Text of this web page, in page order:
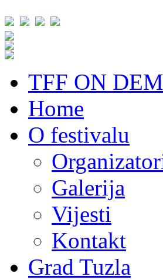
TFF ON
Home
O festivalu
Galerija
Vijesti
Kontakt
Grad Tuzla